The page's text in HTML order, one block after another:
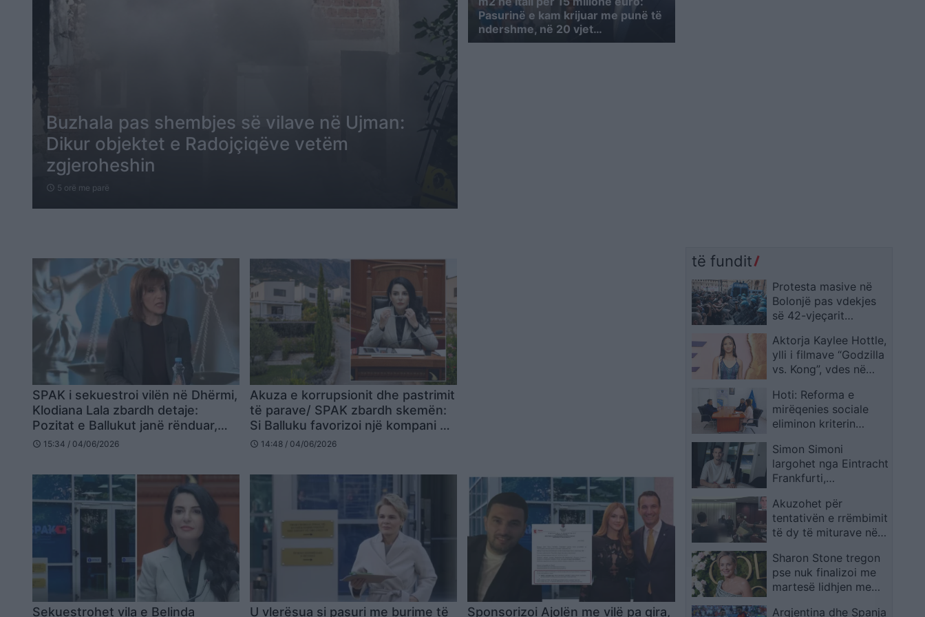
Buzhala pas shembjes së vilave në Ujman:
Dikur objektet e Radojçiqëve vetëm
zgjeroheshin
schedule 5 orë me parë
Pasurinë e kam krijuar me punë të
ndershme, në 20 vjet…
SPAK i sekuestroi vilën në Dhërmi,
Klodiana Lala zbardh detaje:
Pozitat e Ballukut janë rënduar,
kemi një ndryshim drastik…
schedule 15:34 / 04/06/2026
Akuza e korrupsionit dhe pastrimit
të parave/ SPAK zbardh skemën:
Si Balluku favorizoi një kompani në
tenderin e Albcontrol, tentoi të
emër të vartëses së saj
schedule 14:48 / 04/06/2026
Sekuestrohet vila e Belinda
U vlerësua si pasuri me burime të
Sponsorizoi Ajolën me vilë pa qira,
të fundit
Protesta masive në
Bolonjë pas vdekjes
së 42-vjeçarit
arrestimit nga policia
Aktorja Kaylee Hottle,
ylli i filmave “Godzilla
vs. Kong”, vdes në
Hoti: Reforma e
mirëqenies sociale
eliminon kriterin
Simon Simoni
largohet nga Eintracht
Frankfurti,
Luzerni
Akuzohet për
tentativën e rrëmbimit
të dy të miturave në
tërhiqet nga
marrëveshja e fajësisë
dhe u tregon gishtin
familjarëve në sallën e
Sharon Stone tregon
pse nuk finalizoi me
martesë lidhjen me
Argjentina dhe Spanja